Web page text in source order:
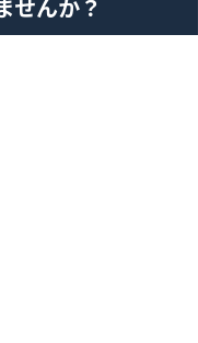
せんか？